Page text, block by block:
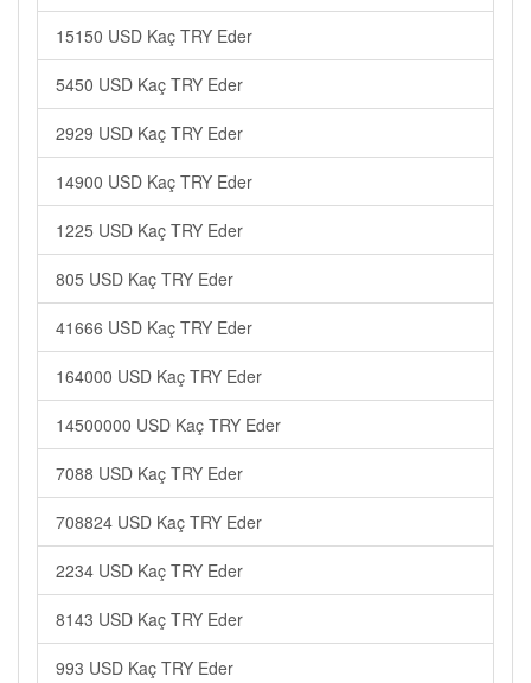
15150 USD Kaç TRY Eder
5450 USD Kaç TRY Eder
2929 USD Kaç TRY Eder
14900 USD Kaç TRY Eder
1225 USD Kaç TRY Eder
805 USD Kaç TRY Eder
41666 USD Kaç TRY Eder
164000 USD Kaç TRY Eder
14500000 USD Kaç TRY Eder
7088 USD Kaç TRY Eder
708824 USD Kaç TRY Eder
2234 USD Kaç TRY Eder
8143 USD Kaç TRY Eder
993 USD Kaç TRY Eder